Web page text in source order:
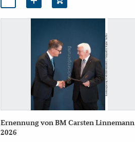
Ernennung von BM Carsten Linnemann
2026